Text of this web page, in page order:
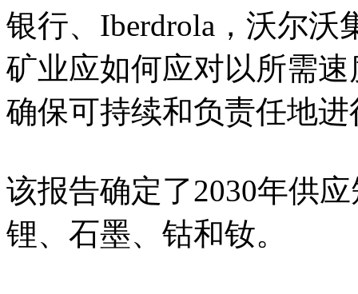
银行、Iberdrola，沃尔
矿业应如何应对以所需
确保可持续和负责任地
该报告确定了2030年供
锂、石墨、钴和钕。